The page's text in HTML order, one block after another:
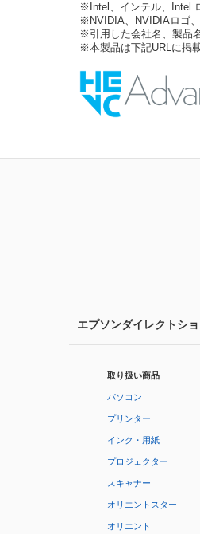
※Intel、インテル、Intel
※NVIDIA、NVIDIAロゴ
※引用した会社名、製品
※本製品は下記URLに掲
エプソンダイレクトシ
取り扱い商品
パソコン
プリンター
インク・用紙
プロジェクター
スキャナー
オリエントスター
オリエント